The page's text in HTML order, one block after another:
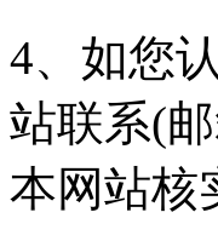
4、如您
站联系(
本网站核